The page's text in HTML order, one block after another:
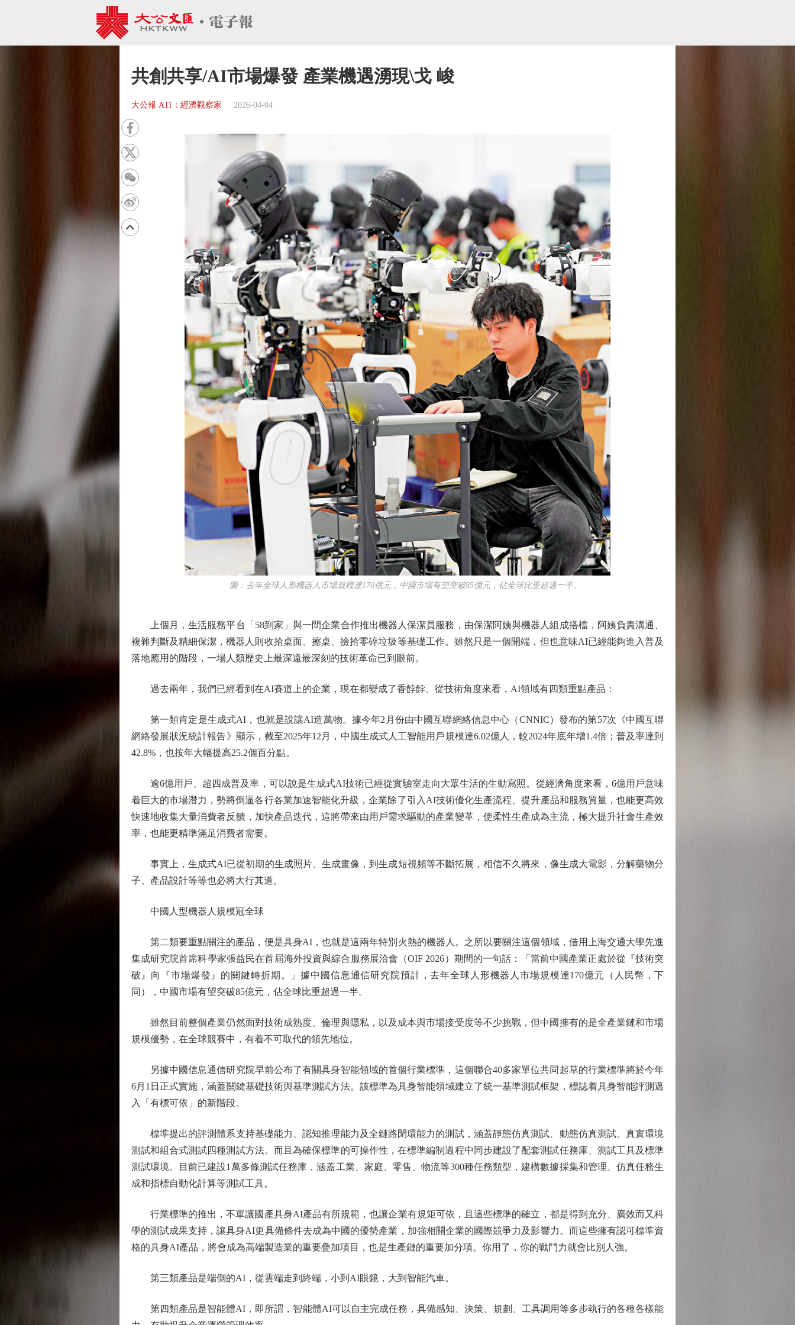
共創共享/AI市場爆發 產業機遇湧現\戈 峻
大公報 A11：經濟觀察家 2026-04-04
圖：去年全球人形機器人市場規模達170億元，中國市場有望突破85億元，佔全球比重超過一半。
上個月，生活服務平台「58到家」與一間企業合作推出機器人保潔員服務，由保潔阿姨與機器人組成搭檔，阿姨負責溝通、
複雜判斷及精細保潔，機器人則收拾桌面、擦桌、撿拾零碎垃圾等基礎工作。雖然只是一個開端，但也意味AI已經能夠進入普及
落地應用的階段，一場人類歷史上最深遠最深刻的技術革命已到眼前。
過去兩年，我們已經看到在AI賽道上的企業，現在都變成了香餑餑。從技術角度來看，AI領域有四類重點產品：
第一類肯定是生成式AI，也就是說讓AI造萬物。據今年2月份由中國互聯網絡信息中心（CNNIC）發布的第57次《中國互聯
網絡發展狀況統計報告》顯示，截至2025年12月，中國生成式人工智能用戶規模達6.02億人，較2024年底年增1.4倍；普及率達到
42.8%，也按年大幅提高25.2個百分點。
逾6億用戶、超四成普及率，可以說是生成式AI技術已經從實驗室走向大眾生活的生動寫照。從經濟角度來看，6億用戶意味
着巨大的市場潛力，勢將倒逼各行各業加速智能化升級，企業除了引入AI技術優化生產流程、提升產品和服務質量，也能更高效
快速地收集大量消費者反饋，加快產品迭代，這將帶來由用戶需求驅動的產業變革，使柔性生產成為主流，極大提升社會生產效
率，也能更精準滿足消費者需要。
事實上，生成式AI已從初期的生成照片、生成畫像，到生成短視頻等不斷拓展，相信不久將來，像生成大電影，分解藥物分
子、產品設計等等也必將大行其道。
中國人型機器人規模冠全球
第二類要重點關注的產品，便是具身AI，也就是這兩年特別火熱的機器人。之所以要關注這個領域，借用上海交通大學先進
集成研究院首席科學家張益民在首屆海外投資與綜合服務展洽會（OIF 2026）期間的一句話：「當前中國產業正處於從『技術突
破』向『市場爆發』的關鍵轉折期。」據中國信息通信研究院預計，去年全球人形機器人市場規模達170億元（人民幣，下
同），中國市場有望突破85億元，佔全球比重超過一半。
雖然目前整個產業仍然面對技術成熟度、倫理與隱私，以及成本與市場接受度等不少挑戰，但中國擁有的是全產業鏈和市場
規模優勢，在全球競賽中，有着不可取代的領先地位。
另據中國信息通信研究院早前公布了有關具身智能領域的首個行業標準，這個聯合40多家單位共同起草的行業標準將於今年
6月1日正式實施，涵蓋關鍵基礎技術與基準測試方法。該標準為具身智能領域建立了統一基準測試框架，標誌着具身智能評測邁
入「有標可依」的新階段。
標準提出的評測體系支持基礎能力、認知推理能力及全鏈路閉環能力的測試，涵蓋靜態仿真測試、動態仿真測試、真實環境
測試和組合式測試四種測試方法。而且為確保標準的可操作性，在標準編制過程中同步建設了配套測試任務庫、測試工具及標準
測試環境。目前已建設1萬多條測試任務庫，涵蓋工業、家庭、零售、物流等300種任務類型，建構數據採集和管理、仿真任務生
成和指標自動化計算等測試工具。
行業標準的推出，不單讓國產具身AI產品有所規範，也讓企業有規矩可依，且這些標準的確立，都是得到充分、廣效而又科
學的測試成果支持，讓具身AI更具備條件去成為中國的優勢產業，加強相關企業的國際競爭力及影響力。而這些擁有認可標準資
格的具身AI產品，將會成為高端製造業的重要疊加項目，也是生產鏈的重要加分項。你用了，你的戰鬥力就會比別人強。
第三類產品是端側的AI，從雲端走到終端，小到AI眼鏡，大到智能汽車。
第四類產品是智能體AI，即所謂，智能體AI可以自主完成任務，具備感知、決策、規劃、工具調用等多步執行的各種各樣能